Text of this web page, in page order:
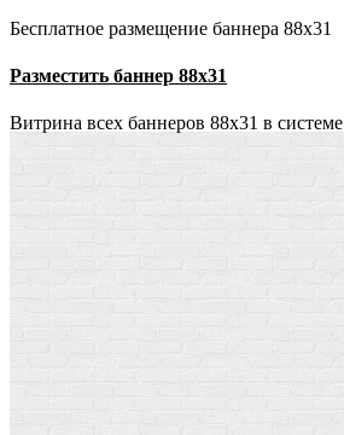
Бесплатное размещение баннера 88х31
Разместить баннер 88х31
Витрина всех баннеров 88x31 в системе